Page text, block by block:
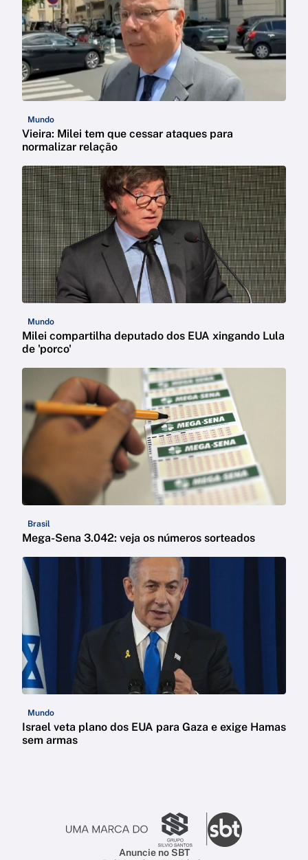
Mundo
Vieira: Milei tem que cessar ataques para
normalizar relação
Mundo
Milei compartilha deputado dos EUA xingando Lula
de 'porco'
Brasil
Mega-Sena 3.042: veja os números sorteados
Mundo
Israel veta plano dos EUA para Gaza e exige Hamas
sem armas
Anuncie no SBT